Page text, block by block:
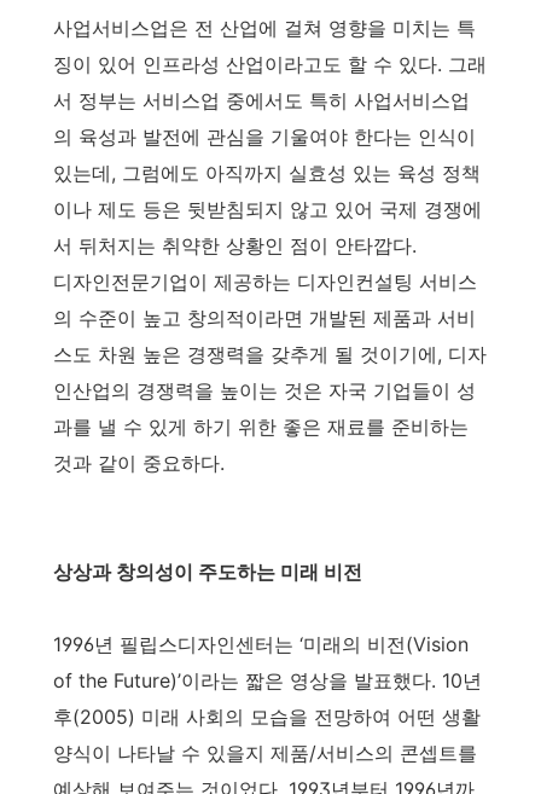
사업서비스업은 전 산업에 걸쳐 영향을 미치는 특
징이 있어 인프라성 산업이라고도 할 수 있다. 그래
서 정부는 서비스업 중에서도 특히 사업서비스업
의 육성과 발전에 관심을 기울여야 한다는 인식이
있는데, 그럼에도 아직까지 실효성 있는 육성 정책
이나 제도 등은 뒷받침되지 않고 있어 국제 경쟁에
서 뒤처지는 취약한 상황인 점이 안타깝다.
디자인전문기업이 제공하는 디자인컨설팅 서비스
의 수준이 높고 창의적이라면 개발된 제품과 서비
스도 차원 높은 경쟁력을 갖추게 될 것이기에, 디자
인산업의 경쟁력을 높이는 것은 자국 기업들이 성
과를 낼 수 있게 하기 위한 좋은 재료를 준비하는
것과 같이 중요하다.
상상과 창의성이 주도하는 미래 비전
1996년 필립스디자인센터는 ‘미래의 비전(Vision
of the Future)’이라는 짧은 영상을 발표했다. 10년
후(2005) 미래 사회의 모습을 전망하여 어떤 생활
양식이 나타날 수 있을지 제품/서비스의 콘셉트를
예상해 보여주는 것이었다. 1993년부터 1996년까